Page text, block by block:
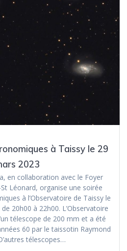
à Taissy le 29
2023
en collaboration avec le Foyer
Léonard, organise une soirée
à l’Observatoire de Taissy le
20h00 à 22h00. L’Observatoire
télescope de 200 mm et a été
60 par le taissotin Raymond
télescopes…